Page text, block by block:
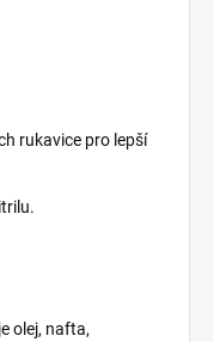
rukavice pro lepší
olej, nafta,